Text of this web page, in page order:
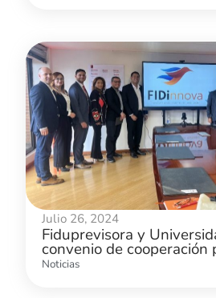
Julio 26, 2024
Fiduprevisora y
convenio de
e innovación en el sector
Noticias